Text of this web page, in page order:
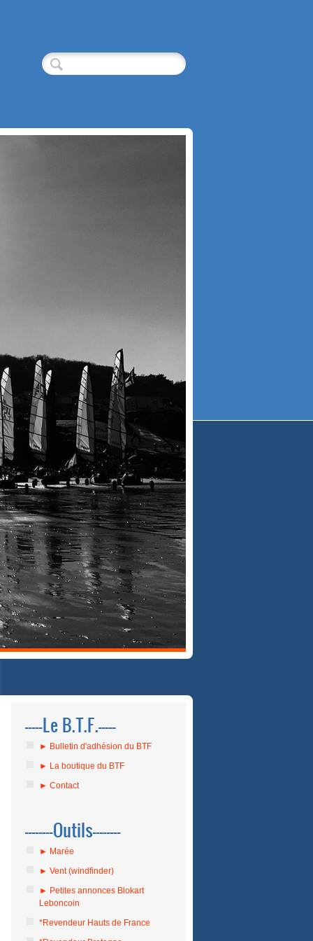
-----Le B.T.F.-----
► Bulletin d'adhésion du BTF
► La boutique du BTF
► Contact
--------Outils--------
► Marée
► Vent (windfinder)
► Petites annonces Blokart
Leboncoin
*Revendeur Hauts de France